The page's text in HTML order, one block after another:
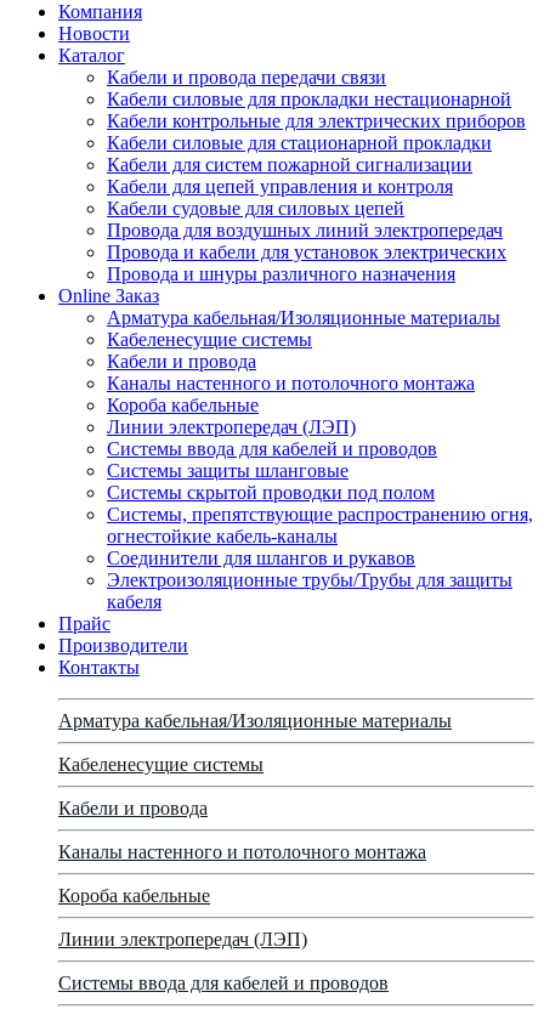
Компания
Новости
Каталог
Кабели и провода передачи связи
Кабели силовые для прокладки нестационарной
Кабели контрольные для электрических приборов
Кабели силовые для стационарной прокладки
Кабели для систем пожарной сигнализации
Кабели для цепей управления и контроля
Кабели судовые для силовых цепей
Провода для воздушных линий электропередач
Провода и кабели для установок электрических
Провода и шнуры различного назначения
Online Заказ
Арматура кабельная/Изоляционные материалы
Кабеленесущие системы
Кабели и провода
Каналы настенного и потолочного монтажа
Короба кабельные
Линии электропередач (ЛЭП)
Системы ввода для кабелей и проводов
Системы защиты шланговые
Системы скрытой проводки под полом
Системы, препятствующие распространению огня,
огнестойкие кабель-каналы
Соединители для шлангов и рукавов
Электроизоляционные трубы/Трубы для защиты
кабеля
Прайс
Производители
Контакты
Арматура кабельная/Изоляционные материалы
Кабеленесущие системы
Кабели и провода
Каналы настенного и потолочного монтажа
Короба кабельные
Линии электропередач (ЛЭП)
Системы ввода для кабелей и проводов